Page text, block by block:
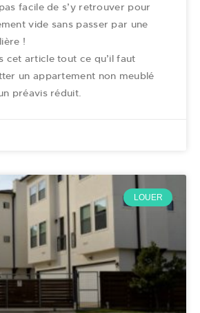
facile de s’y retrouver pour
vide sans passer par une
!
cet article tout ce qu’il faut
un appartement non meublé
préavis réduit.
LOUER